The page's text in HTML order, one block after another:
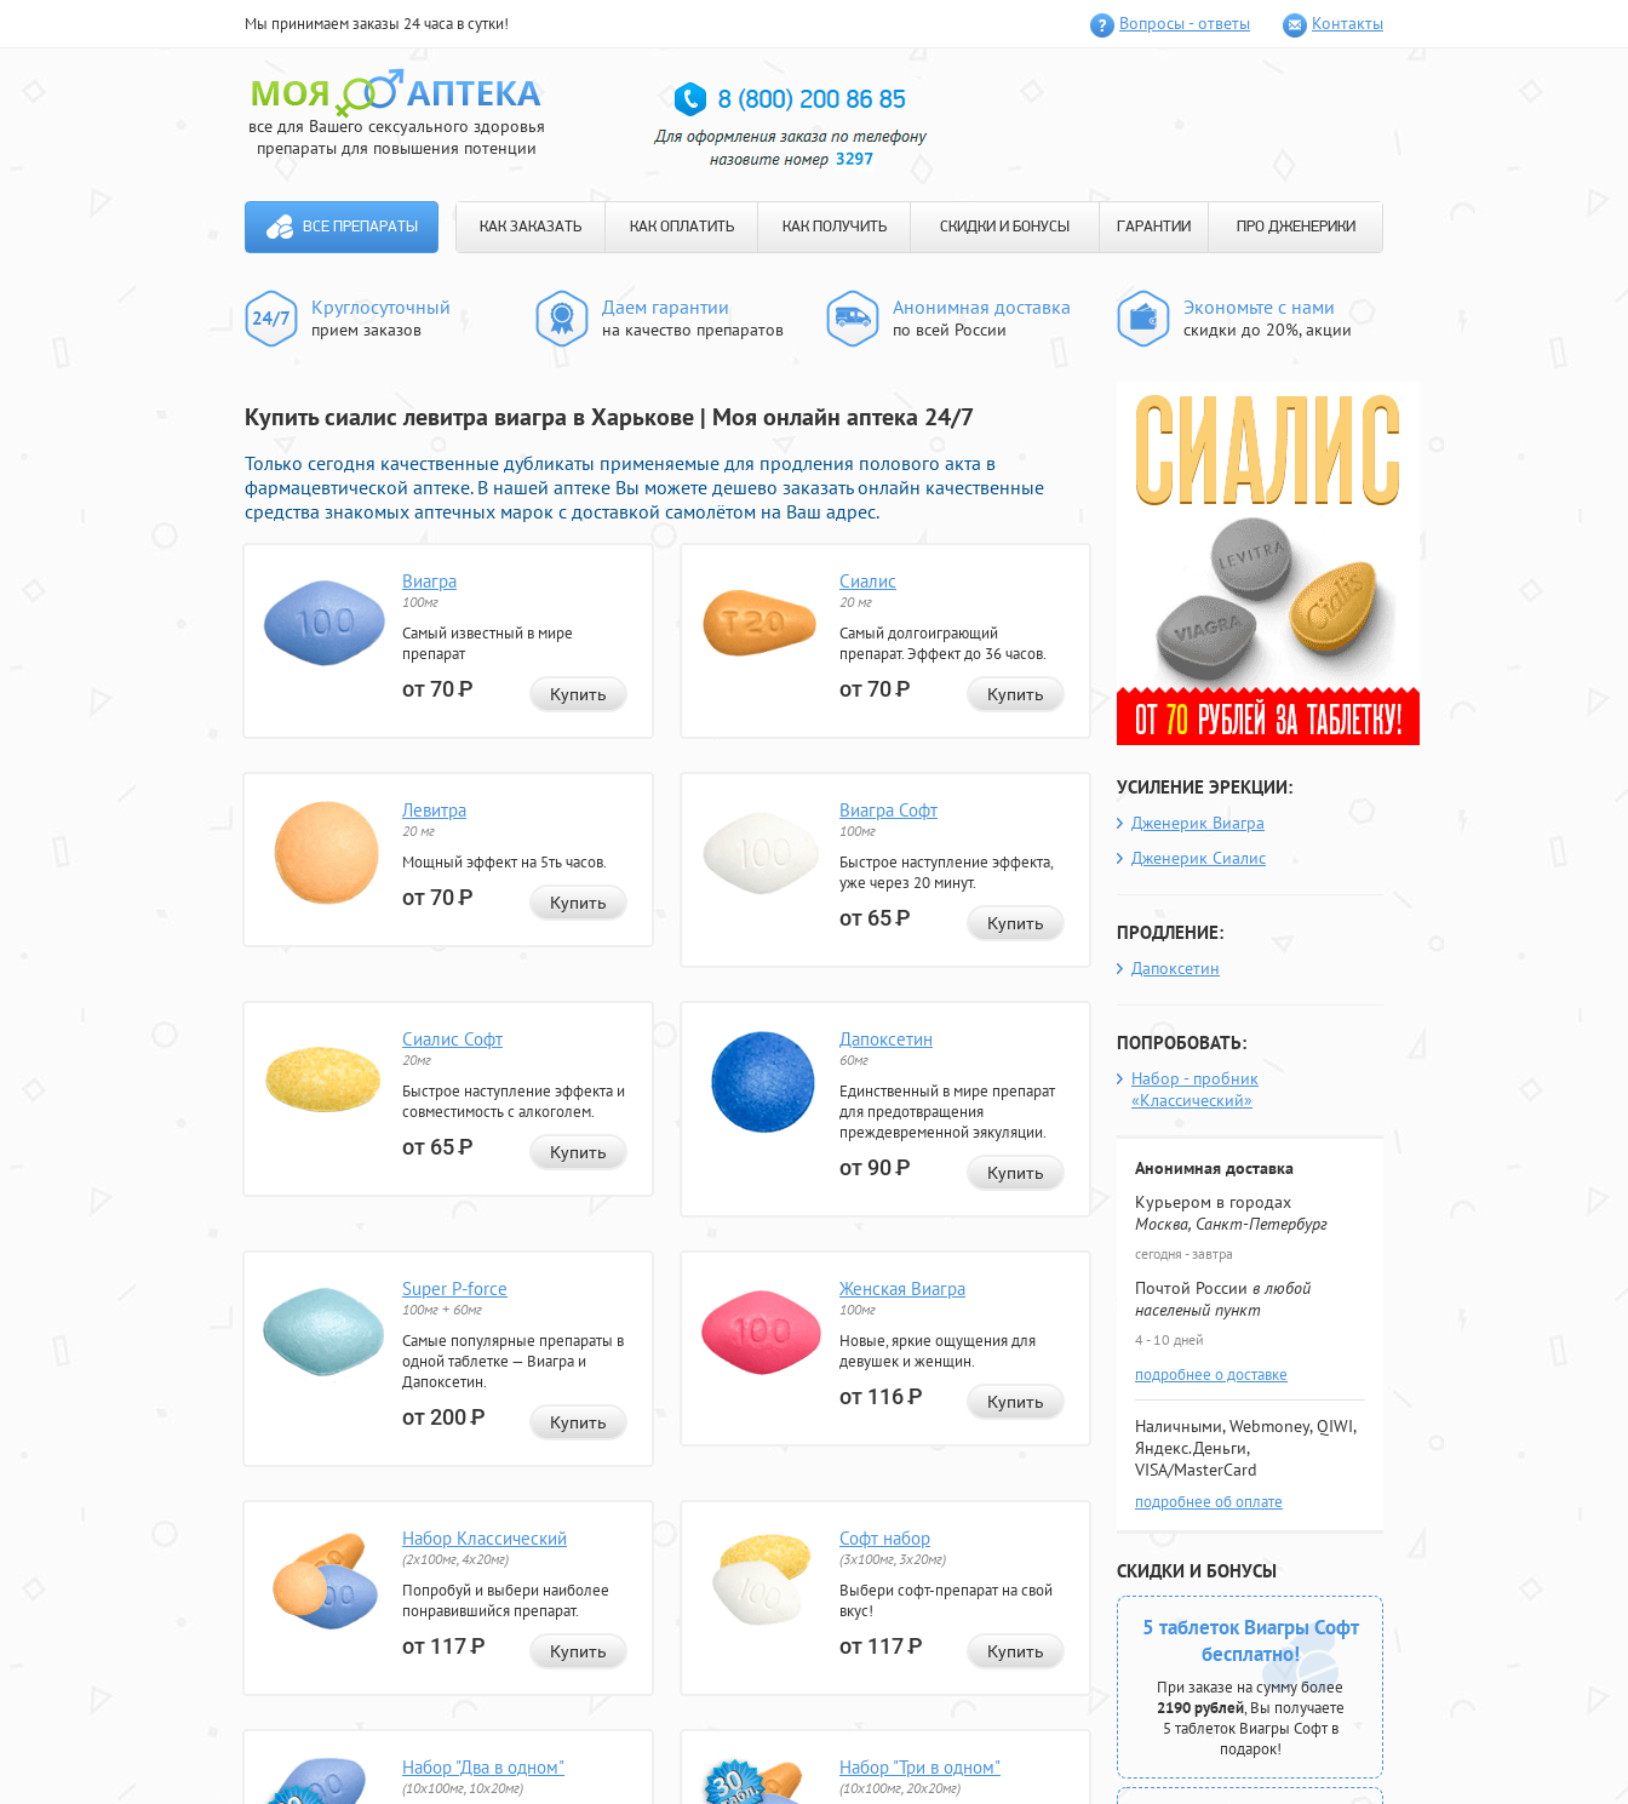
Мы принимаем заказы 24 часа в сутки! Вопросы - ответы Контакты
все для Вашего сексуального здоровья
препараты для повышения потенции
ВСЕ ПРЕПАРАТЫ КАК ЗАКАЗАТЬ КАК ОПЛАТИТЬ КАК ПОЛУЧИТЬ СКИДКИ И БОНУСЫ ГАРАНТИИ ПРО ДЖЕНЕРИКИ
Круглосуточный
прием заказов
Даем гарантии
на качество препаратов
Анонимная доставка
по всей России
Экономьте с нами
скидки до 20%, акции
Купить сиалис левитра виагра в Харькове | Моя онлайн аптека 24/7
Только сегодня качественные дубликаты применяемые для продления полового акта в
фармацевтической аптеке. В нашей аптеке Вы можете дешево заказать онлайн качественные
средства знакомых аптечных марок с доставкой самолётом на Ваш адрес.
Виагра
100мг
Самый известный в мире
препарат
от 70Р Купить
Сиалис
20 мг
Самый долгоиграющий
препарат. Эффект до 36 часов.
от 70Р Купить
Левитра
20 мг
Мощный эффект на 5ть часов.
от 70Р Купить
Виагра Софт
100мг
Быстрое наступление эффекта,
уже через 20 минут.
от 65Р Купить
Сиалис Софт
20мг
Быстрое наступление эффекта и
совместимость с алкоголем.
от 65Р Купить
Дапоксетин
60мг
Единственный в мире препарат
для предотвращения
преждевременной эякуляции.
от 90Р Купить
Super P-force
100мг + 60мг
Самые популярные препараты в
одной таблетке — Виагра и
Дапоксетин.
от 200Р Купить
Женская Виагра
100мг
Новые, яркие ощущения для
девушек и женщин.
от 116Р Купить
Набор Классический
(2x100мг, 4x20мг)
Попробуй и выбери наиболее
понравившийся препарат.
от 117Р Купить
Софт набор
(3x100мг, 3x20мг)
Выбери софт-препарат на свой
вкус!
от 117Р Купить
Набор "Два в одном"
(10x100мг, 10x20мг)
Набор "Три в одном"
(10x100мг, 20x20мг)
УСИЛЕНИЕ ЭРЕКЦИИ:
Дженерик Виагра
Дженерик Сиалис
ПРОДЛЕНИЕ:
Дапоксетин
ПОПРОБОВАТЬ:
Набор - пробник
«Классический»
Анонимная доставка
Курьером в городах
Москва, Санкт-Петербург
сегодня - завтра
Почтой России в любой
населеный пункт
4 - 10 дней
подробнее о доставке
Наличными, Webmoney, QIWI,
Яндекс.Деньги,
VISA/MasterCard
подробнее об оплате
СКИДКИ И БОНУСЫ
5 таблеток Виагры Софт
бесплатно!
При заказе на сумму более
2190 рублей, Вы получаете
5 таблеток Виагры Софт в
подарок!